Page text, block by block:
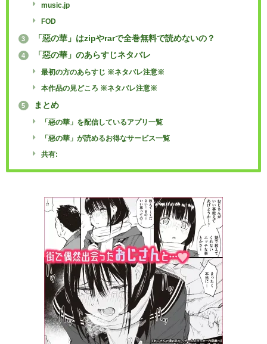
music.jp
FOD
3 「惡の華」はzipやrarで全巻無料で読めないの？
4 「惡の華」のあらすじネタバレ
最初の方のあらすじ ※ネタバレ注意※
本作品の見どころ ※ネタバレ注意※
5 まとめ
「惡の華」を配信しているアプリ一覧
「惡の華」が読めるお得なサービス一覧
共有: